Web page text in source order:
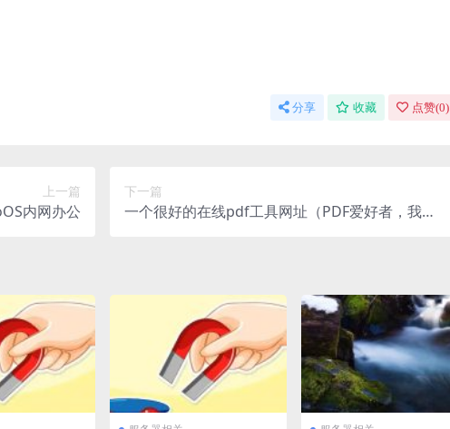
分享 收藏 点赞(0)
上一篇
内网办公
下一篇
一个很好的在线pdf工具网址（PDF爱好者，我爱